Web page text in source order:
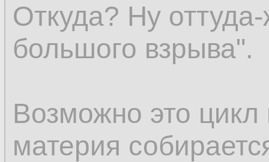
Откуда? Ну
большого взрыва".
Возможно это
материя